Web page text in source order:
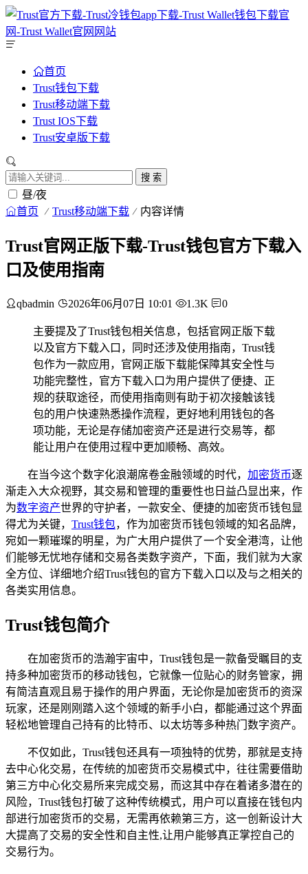
首页
Trust钱包下载
Trust移动端下载
Trust IOS下载
Trust安卓版下载
搜 索
昼/夜
首页 Trust移动端下载 内容详情
Trust官网正版下载-Trust钱包官方下载入
口及使用指南
qbadmin 2026年06月07日 10:01 1.3K 0
主要提及了Trust钱包相关信息，包括官网正版下载
以及官方下载入口，同时还涉及使用指南，Trust钱
包作为一款应用，官网正版下载能保障其安全性与
功能完整性，官方下载入口为用户提供了便捷、正
规的获取途径，而使用指南则有助于初次接触该钱
包的用户快速熟悉操作流程，更好地利用钱包的各
项功能，无论是存储加密资产还是进行交易等，都
能让用户在使用过程中更加顺畅、高效。
在当今这个数字化浪潮席卷金融领域的时代， 加密货币逐
渐走入大众视野，其交易和管理的重要性也日益凸显出来，作
为数字资产世界的守护者，一款安全、便捷的加密货币钱包显
得尤为关键， Trust钱包，作为加密货币钱包领域的知名品牌，
宛如一颗璀璨的明星，为广大用户提供了一个安全港湾，让他
们能够无忧地存储和交易各类数字资产，下面，我们就为大家
全方位、详细地介绍Trust钱包的官方下载入口以及与之相关的
各类实用信息。
Trust钱包简介
在加密货币的浩瀚宇宙中，Trust钱包是一款备受瞩目的支
持多种加密货币的移动钱包，它就像一位贴心的财务管家，拥
有简洁直观且易于操作的用户界面，无论你是加密货币的资深
玩家，还是刚刚踏入这个领域的新手小白，都能通过这个界面
轻松地管理自己持有的比特币、以太坊等多种热门数字资产。
不仅如此，Trust钱包还具有一项独特的优势，那就是支持
去中心化交易，在传统的加密货币交易模式中，往往需要借助
第三方中心化交易所来完成交易，而这其中存在着诸多潜在的
风险，Trust钱包打破了这种传统模式，用户可以直接在钱包内
部进行加密货币的交易，无需再依赖第三方，这一创新设计大
大提高了交易的安全性和自主性,让用户能够真正掌控自己的
交易行为。